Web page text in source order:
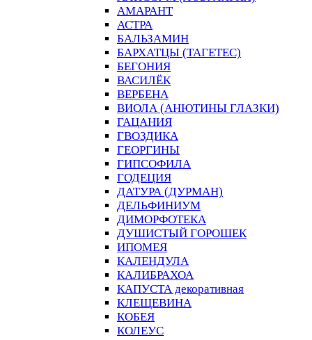
АМАРАНТ
АСТРА
БАЛЬЗАМИН
БАРХАТЦЫ (ТАГЕТЕС)
БЕГОНИЯ
ВАСИЛЁК
ВЕРБЕНА
ВИОЛА (АНЮТИНЫ ГЛАЗКИ)
ГАЦАНИЯ
ГВОЗДИКА
ГЕОРГИНЫ
ГИПСОФИЛА
ГОДЕЦИЯ
ДАТУРА (ДУРМАН)
ДЕЛЬФИНИУМ
ДИМОРФОТЕКА
ДУШИСТЫЙ ГОРОШЕК
ИПОМЕЯ
КАЛЕНДУЛА
КАЛИБРАХОА
КАПУСТА декоративная
КЛЕЩЕВИНА
КОБЕЯ
КОЛЕУС